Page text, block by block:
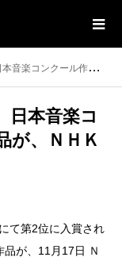
賞作品が、ＮＨＫラジオ放送決定！
本音楽コ
が、ＮＨＫ
にて第2位に入賞され
品が、11月17日 Ｎ